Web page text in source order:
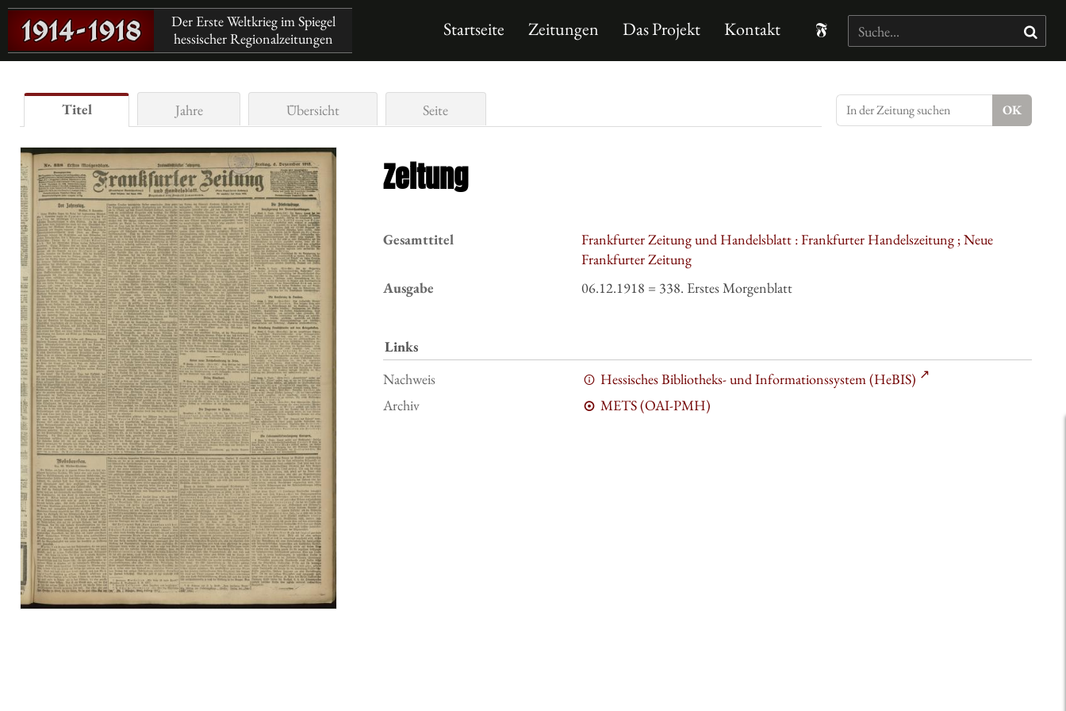
Der Erste Weltkrieg im Spiegel
hessischer Regionalzeitungen
Startseite Zeitungen Das Projekt Kontakt
Titel Jahre Übersicht Seite
Zeitung
Gesamttitel
Frankfurter Zeitung und Handelsblatt : Frankfurter Handelszeitung ; Neue
Frankfurter Zeitung
Ausgabe
06.12.1918 = 338. Erstes Morgenblatt
Links
Nachweis
Hessisches Bibliotheks- und Informationssystem (HeBIS)
Archiv
METS (OAI-PMH)